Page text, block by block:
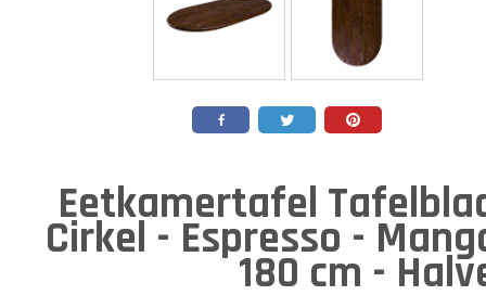
Eetkamertafel
Cirkel - Espresso -
180 cm -